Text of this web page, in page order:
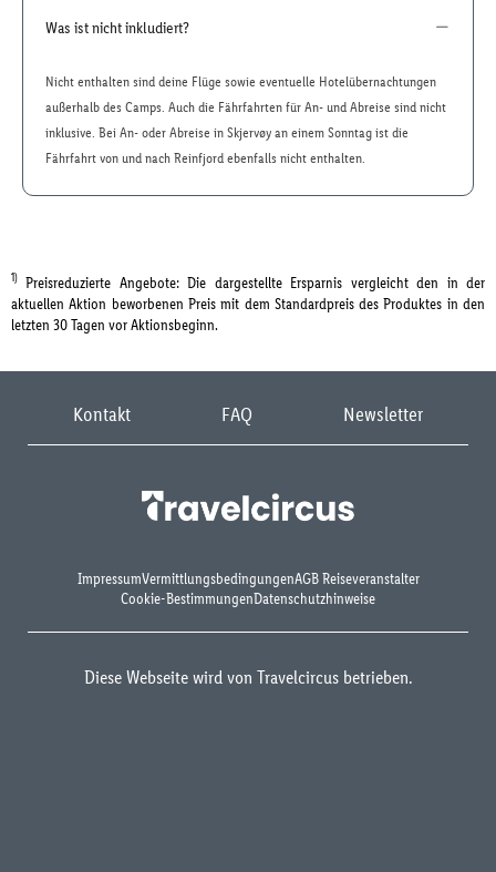
Was ist nicht inkludiert?
Nicht enthalten sind deine Flüge sowie eventuelle Hotelübernachtungen
außerhalb des Camps. Auch die Fährfahrten für An- und Abreise sind nicht
inklusive. Bei An- oder Abreise in Skjervøy an einem Sonntag ist die
Fährfahrt von und nach Reinfjord ebenfalls nicht enthalten.
1) Preisreduzierte Angebote: Die dargestellte Ersparnis vergleicht den in der
aktuellen Aktion beworbenen Preis mit dem Standardpreis des Produktes in den
letzten 30 Tagen vor Aktionsbeginn.
Kontakt FAQ Newsletter
ImpressumVermittlungsbedingungenAGB Reiseveranstalter
Cookie-BestimmungenDatenschutzhinweise
Diese Webseite wird von Travelcircus betrieben.